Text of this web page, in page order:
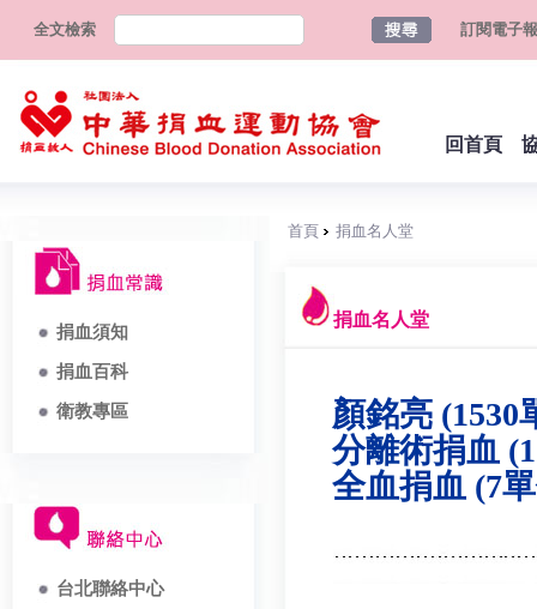
全文檢索 訂閱電子報
回首頁
捐血須知
捐血百科
衛教專區
台北聯絡中心
首頁 捐血名人堂
捐血名人堂
顏銘亮 (1530
分離術捐血
全血捐血 (7